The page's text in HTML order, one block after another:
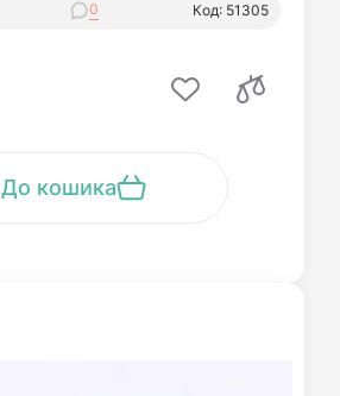
0 Код: 51305
До кошика